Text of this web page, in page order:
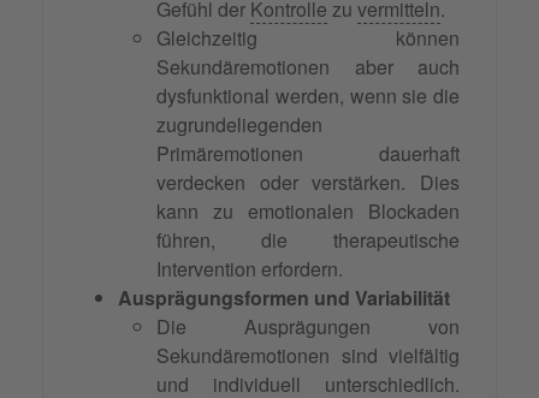
Gefühl der Kontrolle zu vermitteln.
Gleichzeitig können
Sekundäremotionen aber auch
dysfunktional werden, wenn sie die
zugrundeliegenden
Primäremotionen dauerhaft
verdecken oder verstärken. Dies
kann zu emotionalen Blockaden
führen, die therapeutische
Intervention erfordern.
Ausprägungsformen und Variabilität
Die Ausprägungen von
Sekundäremotionen sind vielfältig
und individuell unterschiedlich.